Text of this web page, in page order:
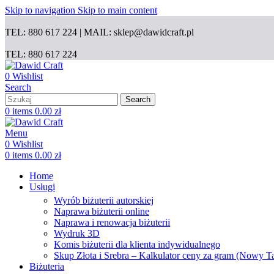
Skip to navigation Skip to main content
TEL: 880 617 224 | MAIL: sklep@dawidcraft.pl
TEL: 880 617 224
0 Wishlist
Search
Search
0 items 0.00 zł
Menu
0 Wishlist
0 items 0.00 zł
Home
Usługi
Wyrób biżuterii autorskiej
Naprawa biżuterii online
Naprawa i renowacja biżuterii
Wydruk 3D
Komis biżuterii dla klienta indywidualnego
Skup Złota i Srebra – Kalkulator ceny za gram (Nowy
Biżuteria